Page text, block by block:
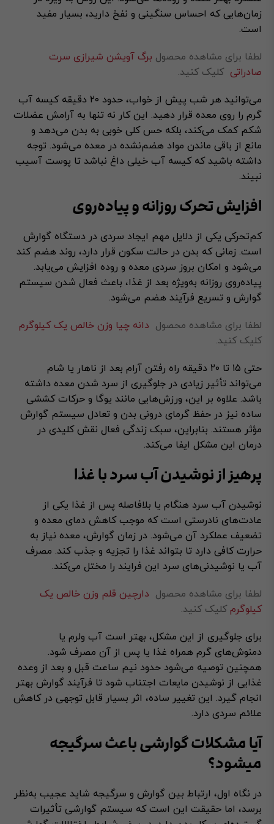
زمان‌هایی که احساس سنگینی و نفخ دارید، بسیار مفید
است.
لطفا برای مشاهده محصول برگ آویشن شیرازی سرت
صادراتی کلیک کنید.
می‌توانید هر شب پیش از خواب، حدود ۲۰ دقیقه کیسه آب
گرم را روی معده قرار دهید. این کار نه تنها به آرامش عضلات
شکم کمک می‌کند، بلکه حس کلی خوبی به بدن می‌دهد و
مانع از باقی ماندن مواد هضم‌نشده در معده می‌شود. توجه
داشته باشید که کیسه آب خیلی داغ نباشد تا پوست آسیب
نبیند.
افزایش تحرک روزانه و پیاده‌روی
کم‌تحرکی یکی از دلایل مهم ایجاد سردی در دستگاه گوارش
است. زمانی که بدن در حالت سکون قرار دارد، روند هضم کند
می‌شود و امکان بروز سردی معده و روده افزایش می‌یابد.
پیاده‌روی روزانه به‌ویژه بعد از غذا، باعث فعال شدن سیستم
گوارش و تسریع فرآیند هضم می‌شود.
لطفا برای مشاهده محصول دانه چیا وزن خالص یک کیلوگرم
کلیک کنید.
حتی ۱۵ تا ۲۰ دقیقه راه رفتن آرام بعد از ناهار یا شام
می‌تواند تأثیر زیادی در جلوگیری از سرد شدن معده داشته
باشد. علاوه بر این، ورزش‌هایی مانند یوگا و حرکات کششی
ساده نیز در حفظ گرمای درونی بدن و تعادل سیستم گوارش
مؤثر هستند. بنابراین، سبک زندگی فعال نقش کلیدی در
درمان این مشکل ایفا می‌کند.
پرهیز از نوشیدن آب سرد با غذا
نوشیدن آب سرد هنگام یا بلافاصله پس از غذا یکی از
عادت‌های نادرستی است که موجب کاهش دمای معده و
تضعیف عملکرد آن می‌شود. در زمان گوارش، معده نیاز به
حرارت کافی دارد تا بتواند غذا را تجزیه و جذب کند. مصرف
آب یا نوشیدنی‌های سرد این فرایند را مختل می‌کند.
لطفا برای مشاهده محصول دارچین قلم وزن خالص یک
کیلوگرم کلیک کنید.
برای جلوگیری از این مشکل، بهتر است آب ولرم یا
دمنوش‌های گرم همراه غذا یا پس از آن مصرف شود.
همچنین توصیه می‌شود حدود نیم ساعت قبل و بعد از وعده
غذایی از نوشیدن مایعات اجتناب شود تا فرآیند گوارش بهتر
انجام گیرد. این تغییر ساده، اثر بسیار قابل توجهی در کاهش
علائم سردی دارد.
آیا مشکلات گوارشی باعث سرگیجه
میشود؟
در نگاه اول، ارتباط بین گوارش و سرگیجه شاید عجیب به‌نظر
برسد، اما حقیقت این است که سیستم گوارشی تأثیرات